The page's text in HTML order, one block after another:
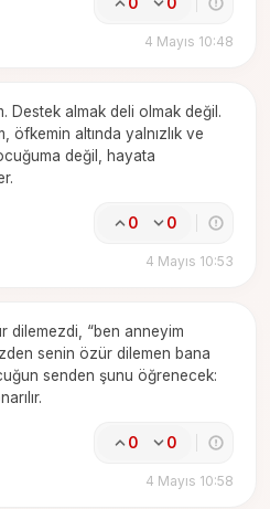
4 Mayıs 10:48
Destek almak deli olmak değil.
öfkemin altında yalnızlık ve
değil, hayata
0 0
4 Mayıs 10:53
dilemezdi, “ben anneyim
senin özür dilemen bana
senden şunu öğrenecek:
0 0
4 Mayıs 10:58